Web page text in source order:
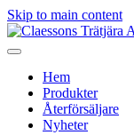
Skip to main content
Hem
Produkter
Återförsäljare
Nyheter